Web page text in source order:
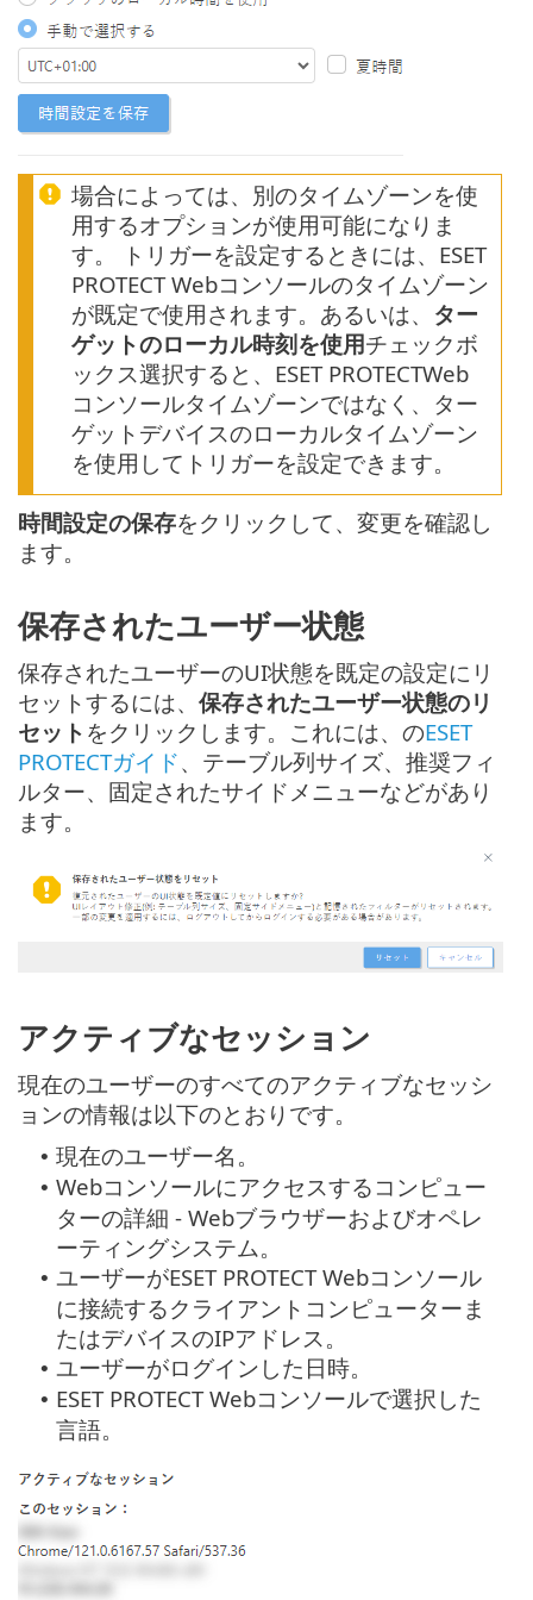
場合によっては、別のタイムゾーンを使
用するオプションが使用可能になりま
す。 トリガーを設定するときには、ESET
PROTECT Webコンソールのタイムゾーン
が既定で使用されます。あるいは、 ター
ゲットのローカル時刻を使用チェックボ
ックス選択すると、ESET PROTECTWeb
コンソールタイムゾーンではなく、ター
ゲットデバイスのローカルタイムゾーン
を使用してトリガーを設定できます。
時間設定の保存をクリックして、変更を確認し
ます。
保存されたユーザー状態
保存されたユーザーのUI状態を既定の設定にリ
セットするには、 保存されたユーザー状態のリ
セット をクリックします。これには、のESET
PROTECTガイド、テーブル列サイズ、推奨フィ
ルター、固定されたサイドメニューなどがあり
ます。
アクティブなセッション
現在のユーザーのすべてのアクティブなセッシ
ョンの情報は以下のとおりです。
• 現在のユーザー名。
• Webコンソールにアクセスするコンピュー
ターの詳細 - Webブラウザーおよびオペレ
ーティングシステム。
• ユーザーがESET PROTECT Webコンソール
に接続するクライアントコンピューターま
たはデバイスのIPアドレス。
• ユーザーがログインした日時。
• ESET PROTECT Webコンソールで選択した
言語。